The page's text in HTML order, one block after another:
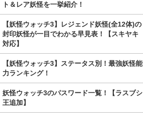
ト＆レア妖怪を一挙紹介！
【妖怪ウォッチ3】レジェンド妖怪(全12体)の
封印妖怪が一目でわかる早見表！【スキヤキ
対応】
【妖怪ウォッチ3】ステータス別！最強妖怪能
力ランキング！
妖怪ウォッチ3のパスワード一覧！【ラスブシ
王追加】